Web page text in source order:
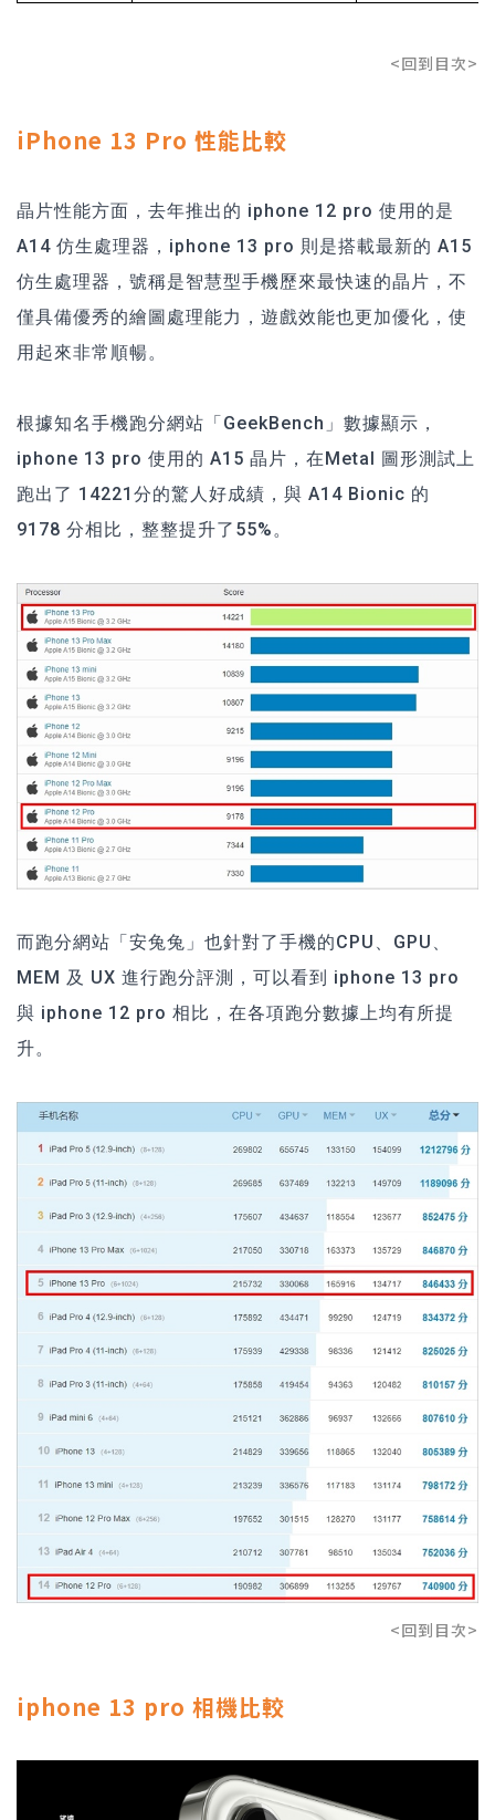
<回到目次>
iPhone 13 Pro 性能比較
晶片性能方面，去年推出的 iphone 12 pro 使用的是
A14 仿生處理器，iphone 13 pro 則是搭載最新的 A15
仿生處理器，號稱是智慧型手機歷來最快速的晶片，不
僅具備優秀的繪圖處理能力，遊戲效能也更加優化，使
用起來非常順暢。
根據知名手機跑分網站「GeekBench」數據顯示，
iphone 13 pro 使用的 A15 晶片，在Metal 圖形測試上
跑出了 14221分的驚人好成績，與 A14 Bionic 的
9178 分相比，整整提升了55%。
而跑分網站「安兔兔」也針對了手機的CPU、GPU、
MEM 及 UX 進行跑分評測，可以看到 iphone 13 pro
與 iphone 12 pro 相比，在各項跑分數據上均有所提
升。
<回到目次>
iphone 13 pro 相機比較